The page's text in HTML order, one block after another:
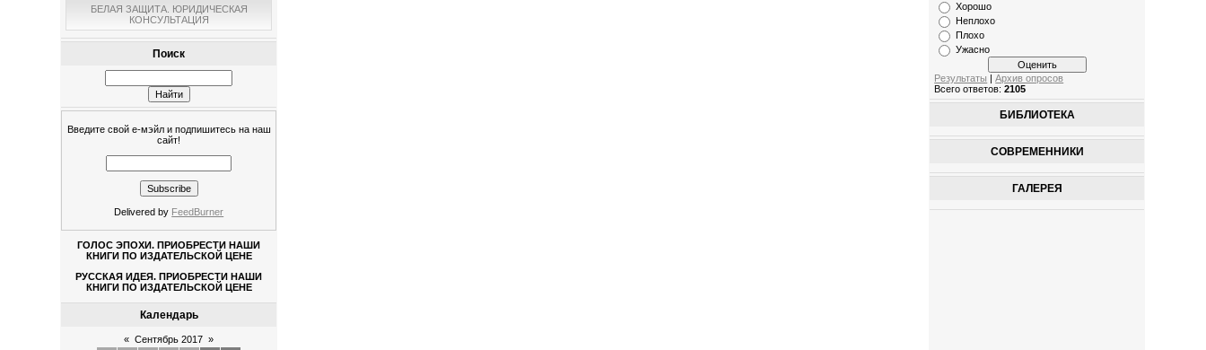
БЕЛАЯ ЗАЩИТА. ЮРИДИЧЕСКАЯ
КОНСУЛЬТАЦИЯ
Поиск
Введите свой е-мэйл и подпишитесь на наш
сайт!
Delivered by FeedBurner
ГОЛОС ЭПОХИ. ПРИОБРЕСТИ НАШИ
КНИГИ ПО ИЗДАТЕЛЬСКОЙ ЦЕНЕ
РУССКАЯ ИДЕЯ. ПРИОБРЕСТИ НАШИ
КНИГИ ПО ИЗДАТЕЛЬСКОЙ ЦЕНЕ
Календарь
« Сентябрь 2017 »
Хорошо
Неплохо
Плохо
Ужасно
Результаты |Архив опросов
Всего ответов:2105
БИБЛИОТЕКА
СОВРЕМЕННИКИ
ГАЛЕРЕЯ